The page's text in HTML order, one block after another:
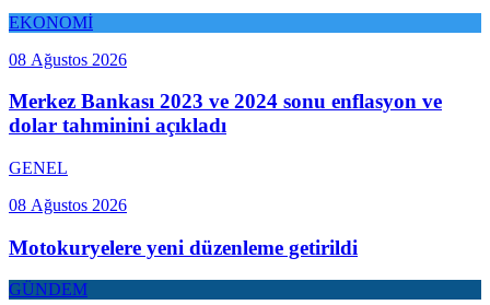
EKONOMİ
08 Ağustos 2026
Merkez Bankası 2023 ve 2024 sonu enflasyon ve
dolar tahminini açıkladı
GENEL
08 Ağustos 2026
Motokuryelere yeni düzenleme getirildi
GÜNDEM